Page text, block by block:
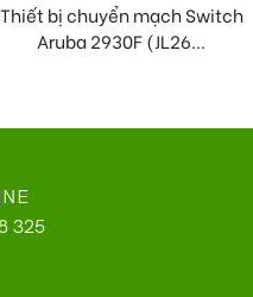
Thiết bị chuyển mạch Switch
Aruba 2930F (JL26...
325